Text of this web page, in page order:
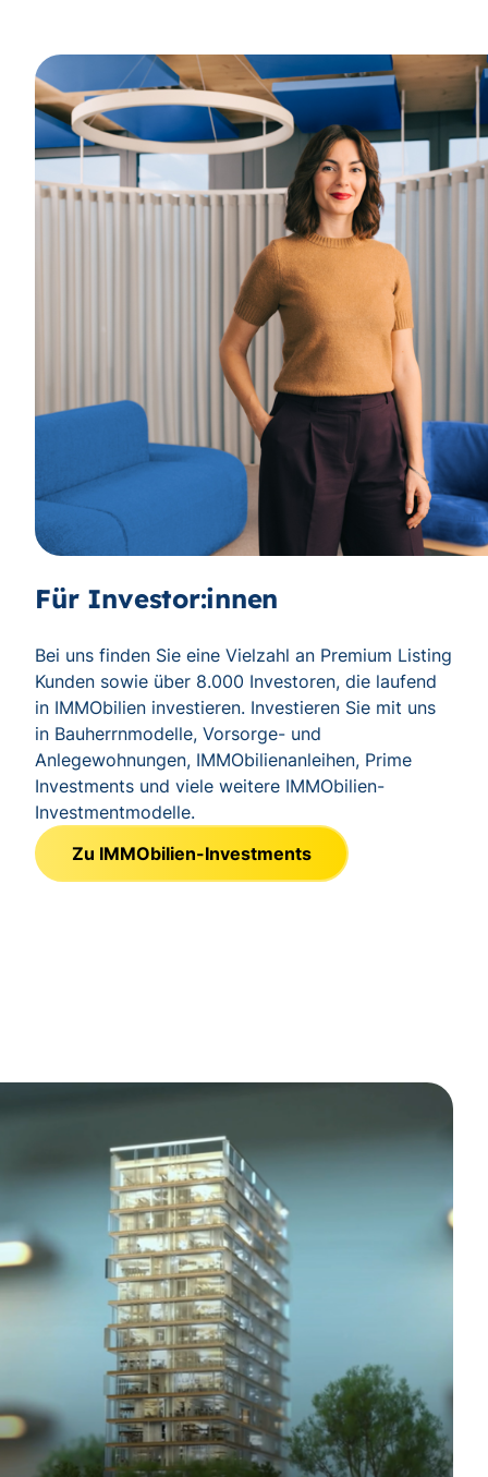
Für Investor:innen
Bei uns finden Sie eine Vielzahl an Premium Listing
Kunden sowie über 8.000 Investoren, die laufend
in IMMObilien investieren. Investieren Sie mit uns
in Bauherrnmodelle, Vorsorge- und
Anlegewohnungen, IMMObilienanleihen, Prime
Investments und viele weitere IMMObilien-
Investmentmodelle.
Zu IMMObilien-Investments